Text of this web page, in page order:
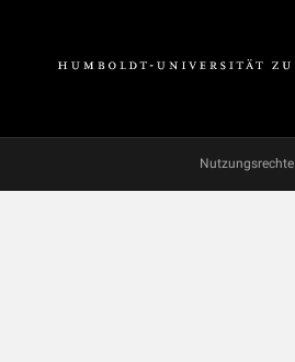
Nutzungsrechte